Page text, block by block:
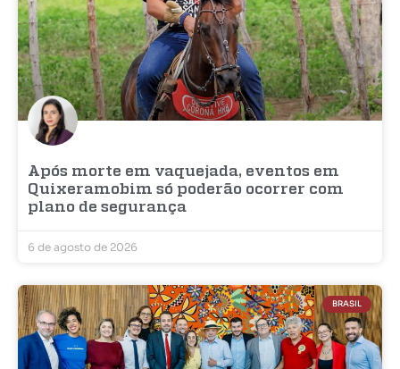
Após morte em vaquejada, eventos em
Quixeramobim só poderão ocorrer com
plano de segurança
6 de agosto de 2026
BRASIL